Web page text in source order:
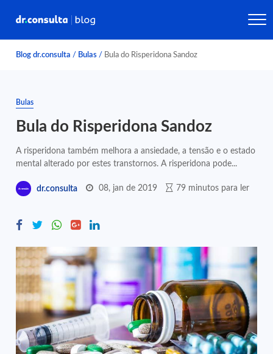
Blog dr.consulta / Bulas / Bula do Risperidona Sandoz
Bulas
Bula do Risperidona Sandoz
A risperidona também melhora a ansiedade, a tensão e o estado
mental alterado por estes transtornos. A risperidona pode...
dr.consulta 08, jan de 2019 79 minutos para ler